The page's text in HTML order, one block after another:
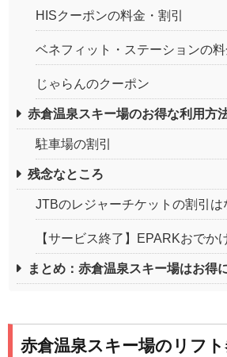
HISクーポンの料金・割引
ベネフィット・ステーションの料
じゃらんのクーポン
赤倉温泉スキー場のお得な利用方
駐車場の割引
残念なところ
JTBのレジャーチケットの割引は
【サービス終了】EPARKおでか
まとめ：赤倉温泉スキー場はお得
赤倉温泉スキー場のリフ